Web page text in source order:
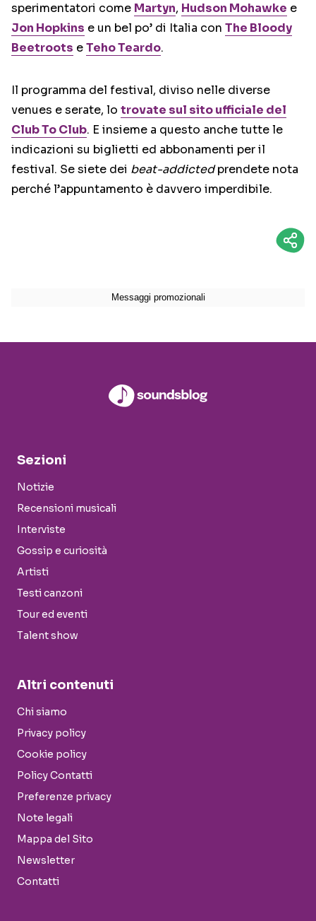
sperimentatori come Martyn, Hudson Mohawke e
Jon Hopkins e un bel po’ di Italia con The Bloody
Beetroots eTeho Teardo.
Il programma del festival, diviso nelle diverse
venues e serate, lo trovate sul sito ufficiale del
Club To Club. E insieme a questo anche tutte le
indicazioni su biglietti ed abbonamenti per il
festival. Se siete dei beat-addictedprendete nota
perché l’appuntamento è davvero imperdibile.
Sezioni
Notizie
Recensioni musicali
Interviste
Gossip e curiosità
Artisti
Testi canzoni
Tour ed eventi
Talent show
Altri contenuti
Chi siamo
Privacy policy
Cookie policy
Policy Contatti
Preferenze privacy
Note legali
Mappa del Sito
Newsletter
Contatti